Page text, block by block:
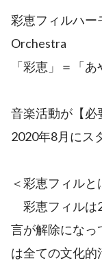
彩恵フィルハ
Orchestra
「彩恵」＝「
音楽活動が【必
2020年8月にス
＜彩恵フィルと
彩恵フィルは
言が解除になっ
は全ての文化的